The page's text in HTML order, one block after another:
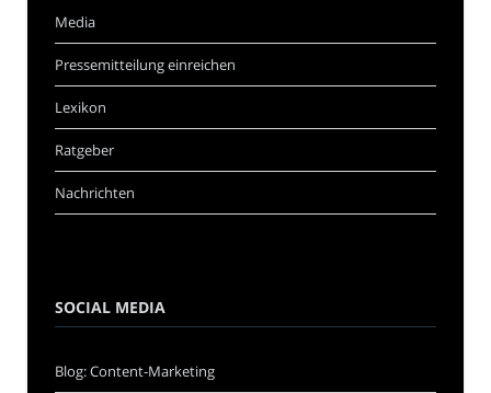
Media
Pressemitteilung einreichen
Lexikon
Ratgeber
Nachrichten
SOCIAL MEDIA
Blog: Content-Marketing